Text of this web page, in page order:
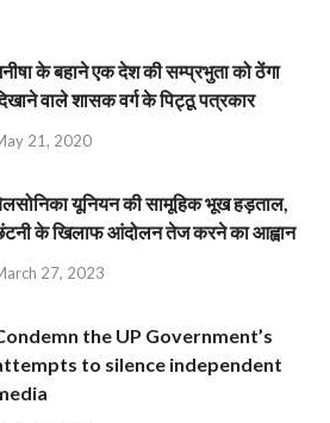
के बहाने एक देश की सम्प्रभुता को ठेंगा
वाले शासक वर्ग के पिट्ठू पत्रकार
21, 2020
यूनियन की सामूहिक भूख हड़ताल,
के खिलाफ आंदोलन तेज करने का आह्वान
27, 2023
the UP Government’s
to silence independent